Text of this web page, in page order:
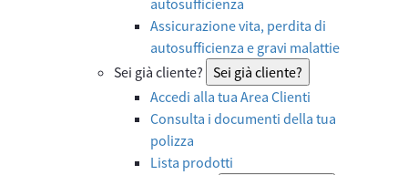
Assicurazione vita, perdita di
autosufficienza e gravi malattie
Sei già cliente? Sei già cliente?
Accedi alla tua Area Clienti
Consulta i documenti della tua
polizza
Lista prodotti